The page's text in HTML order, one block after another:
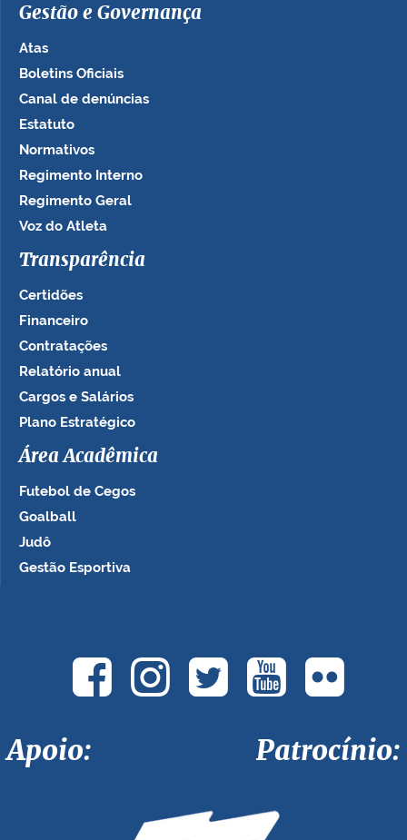
Gestão e Governança
Atas
Boletins Oficiais
Canal de denúncias
Estatuto
Normativos
Regimento Interno
Regimento Geral
Voz do Atleta
Transparência
Certidões
Financeiro
Contratações
Relatório anual
Cargos e Salários
Plano Estratégico
Área Acadêmica
Futebol de Cegos
Goalball
Judô
Gestão Esportiva
Apoio: Patrocínio: